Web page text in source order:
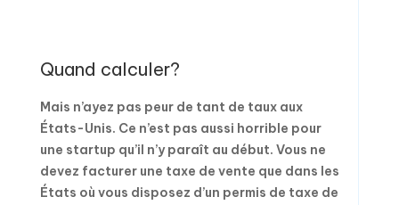
Quand calculer?
Mais n’ayez pas peur de tant de taux aux
États-Unis. Ce n’est pas aussi horrible pour
une startup qu’il n’y paraît au début. Vous ne
devez facturer une taxe de vente que dans les
États où vous disposez d’un permis de taxe de